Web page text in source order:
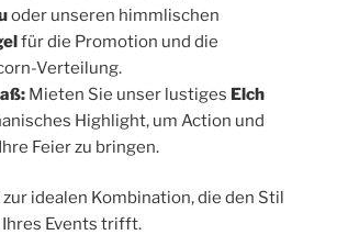
oder unseren himmlischen
für die Promotion und die
Verteilung.
Mieten Sie unser lustiges Elch
Highlight, um Action und
Feier zu bringen.
idealen Kombination, die den Stil
Ihres Events trifft.